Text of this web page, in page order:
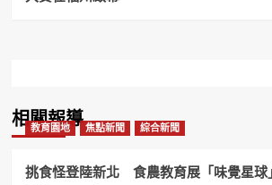
相關報導
教育園地 焦點新聞 綜合新聞
挑食怪登陸新北 食農教育展「味覺星球